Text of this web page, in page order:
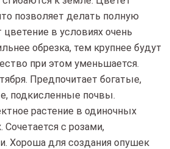
позволяет делать полную
цветение в условиях очень
обрезка, тем крупнее будут
при этом уменьшается.
Предпочитает богатые,
подкисленные почвы.
растение в одиночных
Сочетается с розами,
Хороша для создания опушек